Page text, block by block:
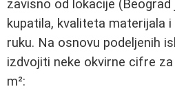
zavisno od lokacije (Beograd
kupatila, kvaliteta materijala
ruku. Na osnovu podeljenih
izdvojiti neke okvirne cifre
m²: